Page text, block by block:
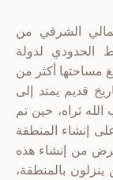
الشرقي من
الحدودي لدولة
عن الدمام 278 كم وتبلغ مساحتها أكثر من
قديم يمتد إلى
ثراه، حين تم
إنشاء المنطقة
-1922م، وكان الغرض من إنشاء هذه
بالمنطقة،